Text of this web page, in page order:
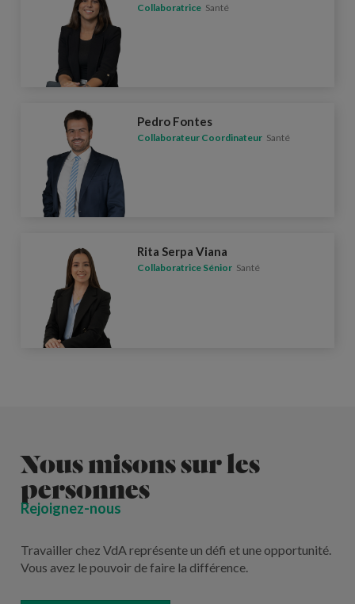
Collaboratrice Santé
Pedro Fontes
Collaborateur Coordinateur Santé
Rita Serpa Viana
Collaboratrice Sénior Santé
Nous misons sur les
personnes
Rejoignez-nous
Travailler chez VdA représente un défi et une opportunité.
Vous avez le pouvoir de faire la différence.